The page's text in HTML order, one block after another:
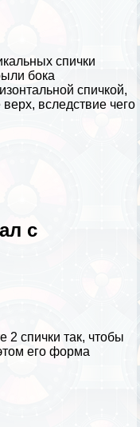
спички
бока
спичкой,
вследствие чего
с
2 спички так, чтобы
его форма